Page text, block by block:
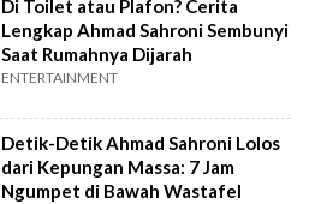
Di Toilet atau Plafon? Cerita
Lengkap Ahmad Sahroni Sembunyi
Saat Rumahnya Dijarah
ENTERTAINMENT
Detik-Detik Ahmad Sahroni Lolos
dari Kepungan Massa: 7 Jam
Ngumpet di Bawah Wastafel